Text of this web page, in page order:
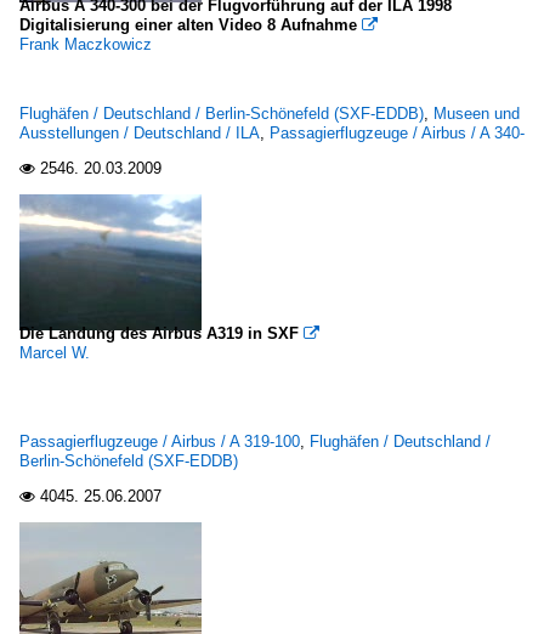
Airbus A 340-300 bei der Flugvorführung auf der ILA 1998
Digitalisierung einer alten Video 8 Aufnahme 
Frank Maczkowicz
Flughäfen / Deutschland / Berlin-Schönefeld (SXF-EDDB), Museen und
Ausstellungen / Deutschland / ILA, Passagierflugzeuge / Airbus / A 340-
 2546. 20.03.2009
Die Landung des Airbus A319 in SXF 
Marcel W.
Passagierflugzeuge / Airbus / A 319-100, Flughäfen / Deutschland /
Berlin-Schönefeld (SXF-EDDB)
 4045. 25.06.2007